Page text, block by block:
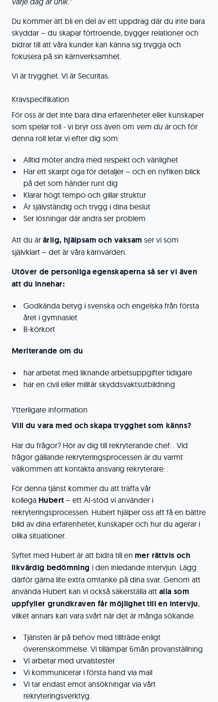
Du kommer att bli en del av ett uppdrag där du inte bara
skyddar – du skapar förtroende, bygger relationer och
bidrar till att våra kunder kan känna sig trygga och
fokusera på sin kärnverksamhet.
Vi är trygghet. Vi är Securitas.
Kravspecifikation
För oss är det inte bara dina erfarenheter eller kunskaper
som spelar roll - vi bryr oss även om vem du äroch för
denna roll letar vi efter dig som:
Alltid möter andra med respekt och vänlighet
Har ett skarpt öga för detaljer – och en nyfiken blick
på det som händer runt dig
Klarar högt tempo och gillar struktur
Är självständig och trygg i dina beslut
Ser lösningar där andra ser problem
Att du är ärlig, hjälpsam och vaksam ser vi som
självklart – det är våra kärnvärden.
Utöver de personliga egenskaperna så ser vi även
att du innehar:
Godkända betyg i svenska och engelska från första
året i gymnasiet
B-körkort
Meriterande om du
har arbetat med liknande arbetsuppgifter tidigare
har en civil eller militär skyddsvaktsutbildning
Ytterligare information
Vill du vara med och skapa trygghet som känns?
Har du frågor? Hör av dig till rekryterande chef: . Vid
frågor gällande rekryteringsprocessen är du varmt
välkommen att kontakta ansvarig rekryterare: .
För denna tjänst kommer du att träffa vår
kollega Hubert – ett AI-stöd vi använder i
rekryteringsprocessen. Hubert hjälper oss att få en bättre
bild av dina erfarenheter, kunskaper och hur du agerar i
olika situationer.
Syftet med Hubert är att bidra till en mer rättvis och
likvärdig bedömning i den inledande intervjun. Lägg
därför gärna lite extra omtanke på dina svar. Genom att
använda Hubert kan vi också säkerställa att alla som
uppfyller grundkraven får möjlighet till en intervju,
vilket annars kan vara svårt när det är många sökande.
Tjänsten är på behov med tillträde enligt
överenskommelse. Vi tillämpar 6mån provanställning
Vi arbetar med urvalstester
Vi kommunicerar i första hand via mail
Vi tar endast emot ansökningar via vårt
rekryteringsverktyg.